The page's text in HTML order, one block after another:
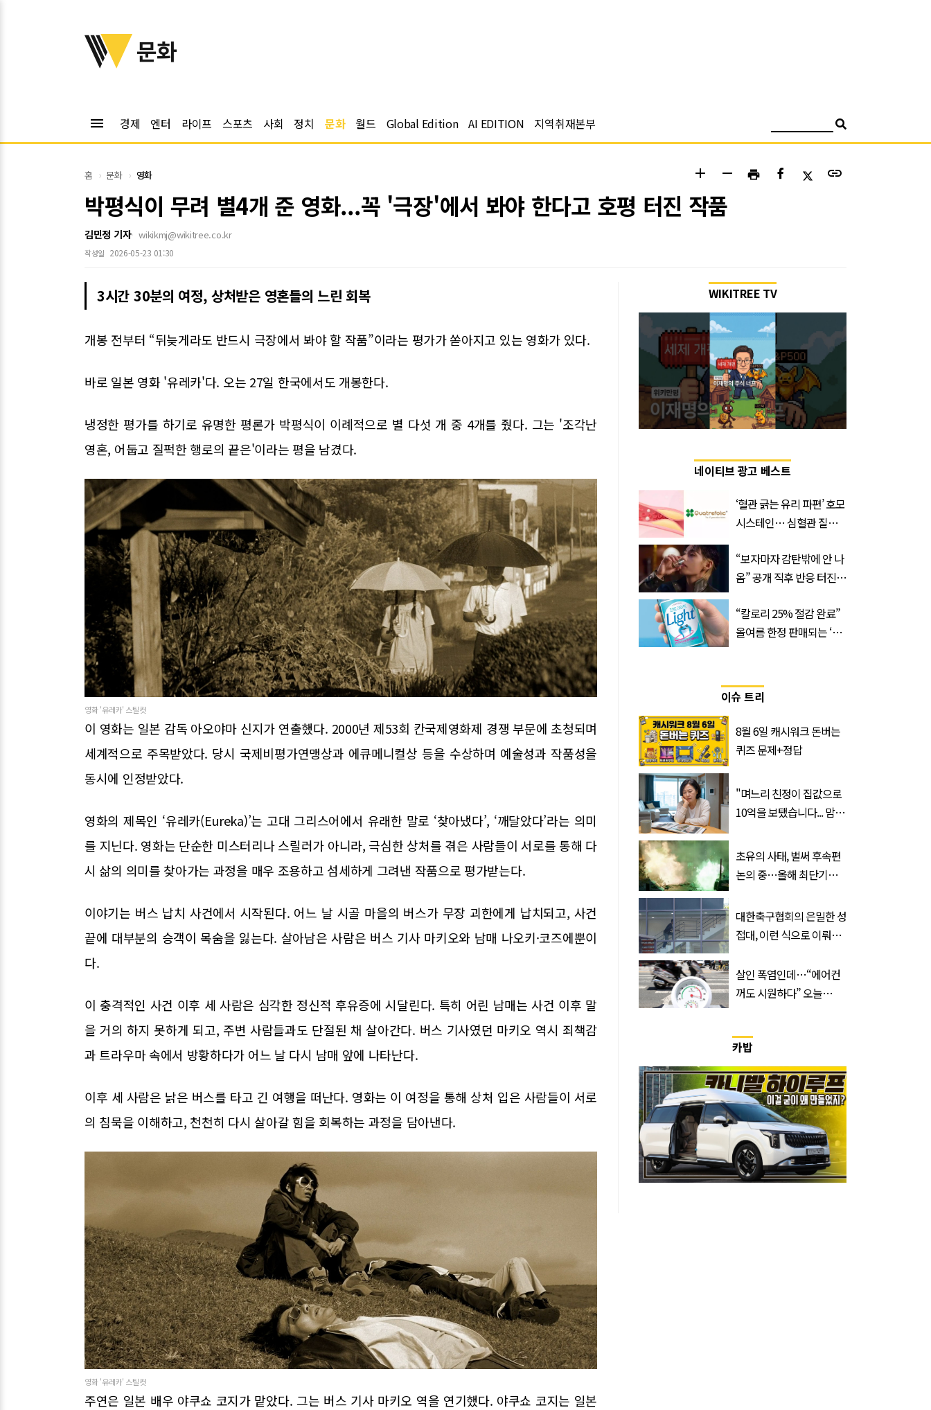
위키트리
문화
menu 경제 엔터 라이프 스포츠 사회 정치 문화 월드 Global Edition AI EDITION 지역취재본부
홈 문화 영화 add remove print link
박평식이 무려 별4개 준 영화...꼭 '극장'에서 봐야 한다고 호평 터진 작품
김민정 기자 wikikmj@wikitree.co.kr
작성일 2026-05-23 01:30
3시간 30분의 여정, 상처받은 영혼들의 느린 회복
개봉 전부터 “뒤늦게라도 반드시 극장에서 봐야 할 작품”이라는 평가가 쏟아지고 있는 영화가 있다.
바로 일본 영화 '유레카'다. 오는 27일 한국에서도 개봉한다.
냉정한 평가를 하기로 유명한 평론가 박평식이 이례적으로 별 다섯 개 중 4개를 줬다. 그는 '조각난
영혼, 어둡고 질퍽한 행로의 끝은'이라는 평을 남겼다.
영화 '유레카' 스틸컷
이 영화는 일본 감독 아오야마 신지가 연출했다. 2000년 제53회 칸국제영화제 경쟁 부문에 초청되며
세계적으로 주목받았다. 당시 국제비평가연맹상과 에큐메니컬상 등을 수상하며 예술성과 작품성을
동시에 인정받았다.
영화의 제목인 ‘유레카(Eureka)’는 고대 그리스어에서 유래한 말로 ‘찾아냈다’, ‘깨달았다’라는 의미
를 지닌다. 영화는 단순한 미스터리나 스릴러가 아니라, 극심한 상처를 겪은 사람들이 서로를 통해 다
시 삶의 의미를 찾아가는 과정을 매우 조용하고 섬세하게 그려낸 작품으로 평가받는다.
이야기는 버스 납치 사건에서 시작된다. 어느 날 시골 마을의 버스가 무장 괴한에게 납치되고, 사건
끝에 대부분의 승객이 목숨을 잃는다. 살아남은 사람은 버스 기사 마키오와 남매 나오키·코즈에뿐이
다.
이 충격적인 사건 이후 세 사람은 심각한 정신적 후유증에 시달린다. 특히 어린 남매는 사건 이후 말
을 거의 하지 못하게 되고, 주변 사람들과도 단절된 채 살아간다. 버스 기사였던 마키오 역시 죄책감
과 트라우마 속에서 방황하다가 어느 날 다시 남매 앞에 나타난다.
이후 세 사람은 낡은 버스를 타고 긴 여행을 떠난다. 영화는 이 여정을 통해 상처 입은 사람들이 서로
의 침묵을 이해하고, 천천히 다시 살아갈 힘을 회복하는 과정을 담아낸다.
영화 '유레카' 스틸컷
주연은 일본 배우 야쿠쇼 코지가 맡았다. 그는 버스 기사 마키오 역을 연기했다. 야쿠쇼 코지는 일본
WIKITREE TV
네이티브 광고 베스트
‘혈관 긁는 유리 파편’ 호모
시스테인… 심혈관 질환
“보자마자 감탄밖에 안 나
옴” 공개 직후 반응 터진
“칼로리 25% 절감 완료”
올여름 한정 판매되는 ‘최
이슈 트리
8월 6일 캐시워크 돈버는
퀴즈 문제+정답
"며느리 친정이 집값으로
10억을 보탰습니다... 맘이
초유의 사태, 벌써 후속편
논의 중…올해 최단기간
정체
대한축구협회의 은밀한 성
접대, 이런 식으로 이뤄졌
살인 폭염인데…“에어컨
꺼도 시원하다” 오늘
카밥